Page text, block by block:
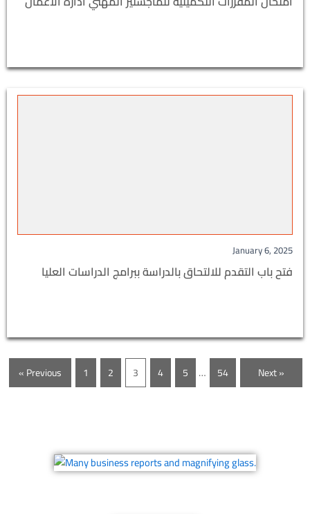
January 6, 2025
فتح باب التقدم للالتحاق بالدراسة ببرامج الدراسات العليا
« Previous 1 2 3 4 5 … 54 Next »